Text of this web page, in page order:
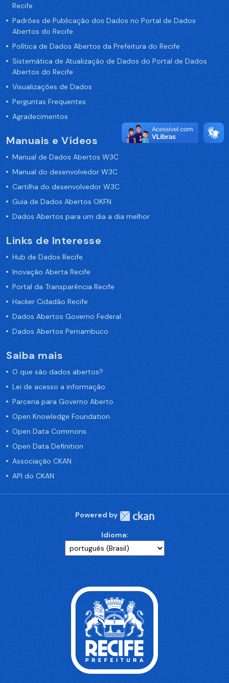
Recife
Padrões de Publicação dos Dados no Portal de Dados
Abertos do Recife
Política de Dados Abertos da Prefeitura do Recife
Sistemática de Atualização de Dados do Portal de Dados
Abertos do Recife
Visualizações de Dados
Perguntas Frequentes
Agradecimentos
Manuais e Vídeos
Manual de Dados Abertos W3C
Manual do desenvolvedor W3C
Cartilha do desenvolvedor W3C
Guia de Dados Abertos OKFN
Dados Abertos para um dia a dia melhor
Links de Interesse
Hub de Dados Recife
Inovação Aberta Recife
Portal da Transparência Recife
Hacker Cidadão Recife
Dados Abertos Governo Federal
Dados Abertos Pernambuco
Saiba mais
O que são dados abertos?
Lei de acesso a informação
Parceria para Governo Aberto
Open Knowledge Foundation
Open Data Commons
Open Data Definition
Associação CKAN
API do CKAN
Powered by
Idioma